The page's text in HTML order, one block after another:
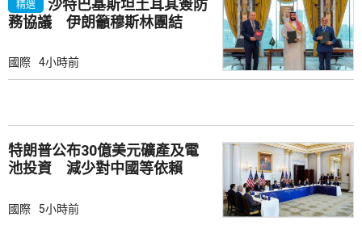
精選
沙特巴基斯坦土耳其簽防
務協議 伊朗籲穆斯林團結
國際 4小時前
特朗普公布30億美元礦產及電
池投資 減少對中國等依賴
國際 5小時前